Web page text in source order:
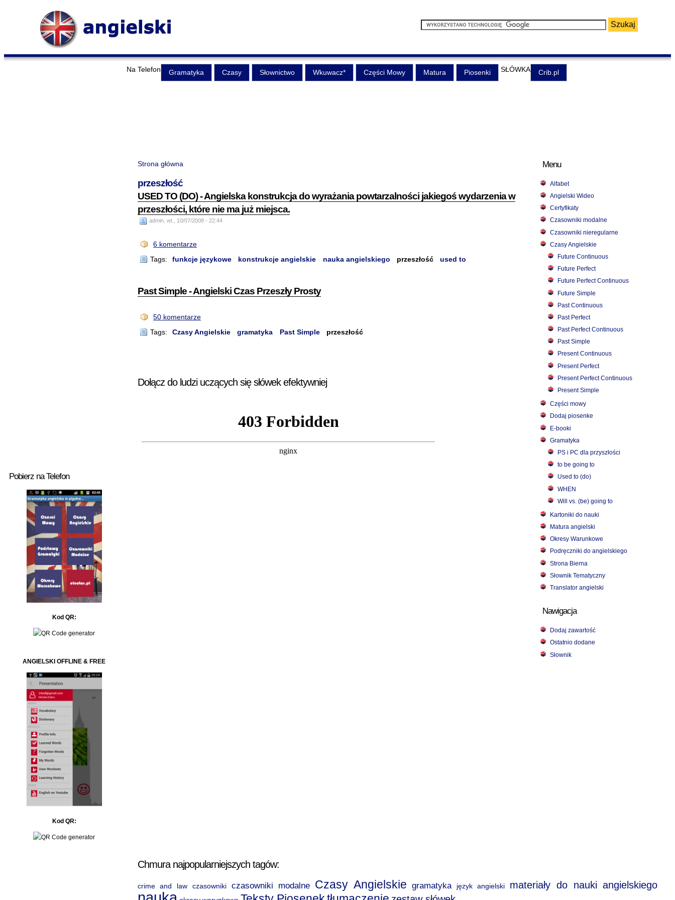
Na Telefon Gramatyka Czasy Słownictwo Wkuwacz* Części Mowy Matura Piosenki SŁÓWKA Crib.pl
Menu
Alfabet
Angielski Wideo
Certyfikaty
Czasowniki modalne
Czasowniki nieregularne
Czasy Angielskie
Future Continuous
Future Perfect
Future Perfect Continuous
Future Simple
Past Continuous
Past Perfect
Past Perfect Continuous
Past Simple
Present Continuous
Present Perfect
Present Perfect Continuous
Present Simple
Części mowy
Dodaj piosenke
E-booki
Gramatyka
PS i PC dla przyszłości
to be going to
Used to (do)
WHEN
Will vs. (be) going to
Kartoniki do nauki
Matura angielski
Okresy Warunkowe
Podręczniki do angielskiego
Strona Bierna
Słownik Tematyczny
Translator angielski
Nawigacja
Dodaj zawartość
Ostatnio dodane
Słownik
Pobierz na Telefon
Kod QR:
ANGIELSKI OFFLINE & FREE
Kod QR:
Strona główna
przeszłość
USED TO (DO) - Angielska konstrukcja do wyrażania powtarzalności jakiegoś wydarzenia w
przeszłości, które nie ma już miejsca.
admin, wt., 10/07/2008 - 22:44
6 komentarze
Tags:
funkcje językowe konstrukcje angielskie nauka angielskiego przeszłość used to
Past Simple - Angielski Czas Przeszły Prosty
50 komentarze
Tags:
Czasy Angielskie gramatyka Past Simple przeszłość
Dołącz do ludzi uczących się słówek efektywniej
Chmura najpopularniejszych tagów:
crime and law czasowniki czasowniki modalne Czasy Angielskie gramatyka język angielski materiały do nauki angielskiego